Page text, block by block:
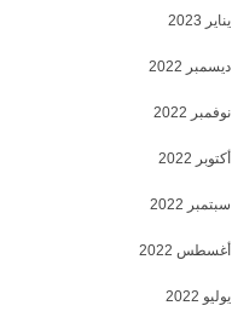
يناير 2023
ديسمبر 2022
نوفمبر 2022
أكتوبر 2022
سبتمبر 2022
أغسطس 2022
يوليو 2022